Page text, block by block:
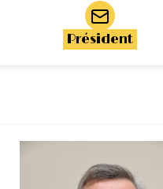
Président